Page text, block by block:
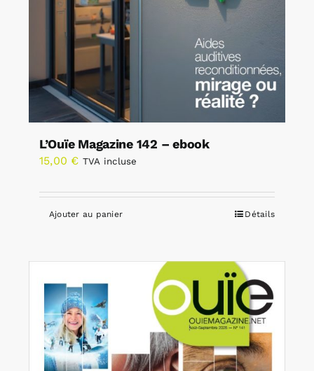
L’Ouïe Magazine 142 – ebook
15,00 € TVA incluse
Ajouter au panier Détails